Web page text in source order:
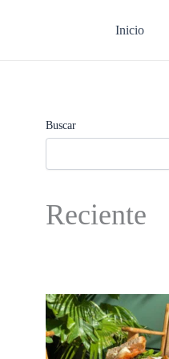
Inicio
Buscar
Reciente